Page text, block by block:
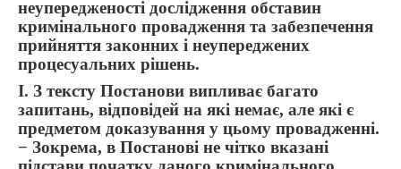
неупередженості дослідження обставин
кримінального провадження та забезпечення
прийняття законних і неупереджених
процесуальних рішень.
I. З тексту Постанови випливає багато
запитань, відповідей на які немає, але які є
предметом доказування у цьому провадженні.
− Зокрема, в Постанові не чітко вказані